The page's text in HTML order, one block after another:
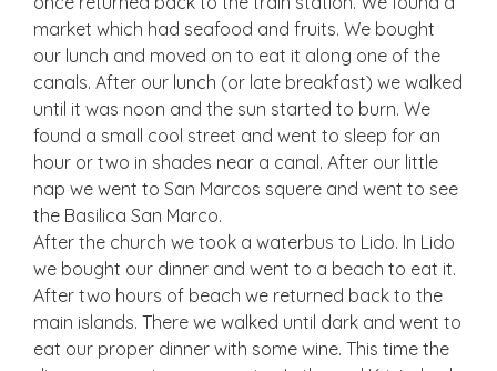
market which had seafood and fruits. We bought
our lunch and moved on to eat it along one of the
canals. After our lunch (or late breakfast) we walked
until it was noon and the sun started to burn. We
found a small cool street and went to sleep for an
hour or two in shades near a canal. After our little
nap we went to San Marcos squere and went to see
the Basilica San Marco.
After the church we took a waterbus to Lido. In Lido
we bought our dinner and went to a beach to eat it.
After two hours of beach we returned back to the
main islands. There we walked until dark and went to
eat our proper dinner with some wine. This time the